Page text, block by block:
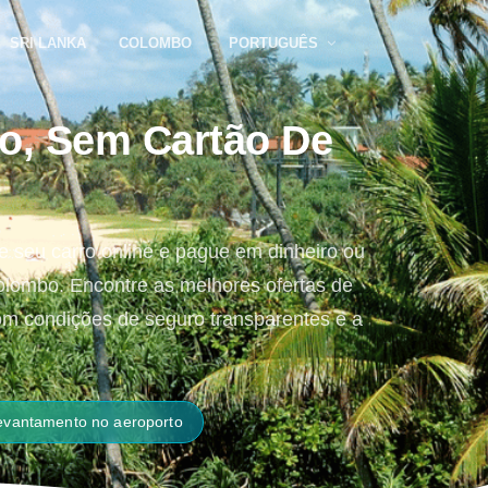
SRI LANKA COLOMBO PORTUGUÊS
Sem Cartão De
seu carro online e pague em dinheiro ou
Encontre as melhores ofertas de
condições de seguro transparentes e a
no aeroporto